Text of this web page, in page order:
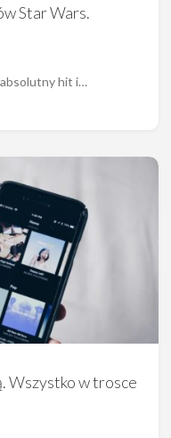
Star Wars.
hit i…
Wszystko w trosce